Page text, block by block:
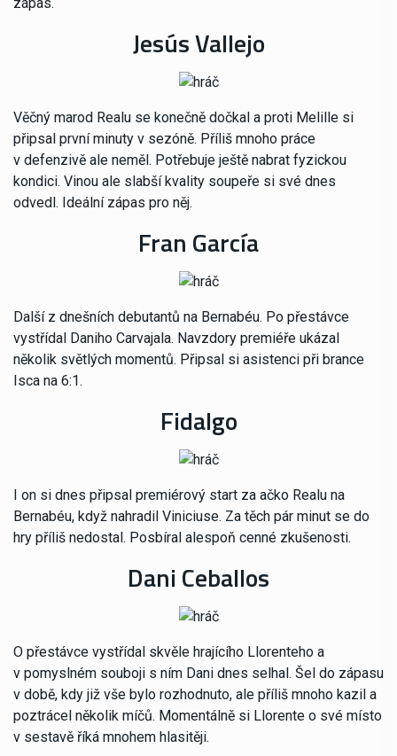
zápas.
Jesús Vallejo
Věčný marod Realu se konečně dočkal a proti Melille si
připsal první minuty v sezóně. Příliš mnoho práce
v defenzivě ale neměl. Potřebuje ještě nabrat fyzickou
kondici. Vinou ale slabší kvality soupeře si své dnes
odvedl. Ideální zápas pro něj.
Fran García
Další z dnešních debutantů na Bernabéu. Po přestávce
vystřídal Daniho Carvajala. Navzdory premiéře ukázal
několik světlých momentů. Připsal si asistenci při brance
Isca na 6:1.
Fidalgo
I on si dnes připsal premiérový start za ačko Realu na
Bernabéu, když nahradil Viniciuse. Za těch pár minut se do
hry příliš nedostal. Posbíral alespoň cenné zkušenosti.
Dani Ceballos
O přestávce vystřídal skvěle hrajícího Llorenteho a
v pomyslném souboji s ním Dani dnes selhal. Šel do zápasu
v době, kdy již vše bylo rozhodnuto, ale příliš mnoho kazil a
poztrácel několik míčů. Momentálně si Llorente o své místo
v sestavě říká mnohem hlasitěji.